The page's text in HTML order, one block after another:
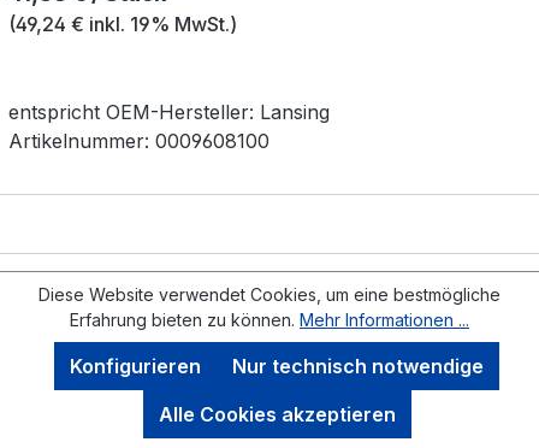
(49,24 € inkl. 19% MwSt.)
entspricht OEM-Hersteller: Lansing
Artikelnummer: 0009608100
Diese Website verwendet Cookies, um eine bestmögliche
Erfahrung bieten zu können. Mehr Informationen ...
Nur technisch notwendige
Konfigurieren
Alle Cookies akzeptieren